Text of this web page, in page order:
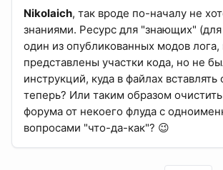
Nikolaich, так вроде по-началу не
знаниями. Ресурс для "знающих"
один из опубликованных модов лога,
представлены участки кода, но не
инструкций, куда в файлах вставлять
теперь? Или таким образом
форума от некоего флуда с
вопросами "что-да-как"? 😉